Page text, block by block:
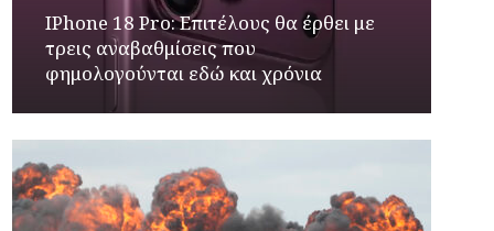
IPhone 18 Pro: Επιτέλους θα έρθει με
τρεις αναβαθμίσεις που
φημολογούνται εδώ και χρόνια